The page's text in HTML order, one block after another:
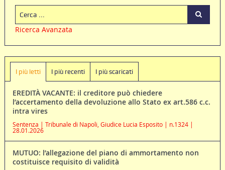
Ricerca Avanzata
I più letti I più recenti I più scaricati
EREDITÀ VACANTE: il creditore può chiedere
l’accertamento della devoluzione allo Stato ex art.586 c.c.
intra vires
Sentenza | Tribunale di Napoli, Giudice Lucia Esposito | n.1324 |
28.01.2026
MUTUO: l’allegazione del piano di ammortamento non
costituisce requisito di validità